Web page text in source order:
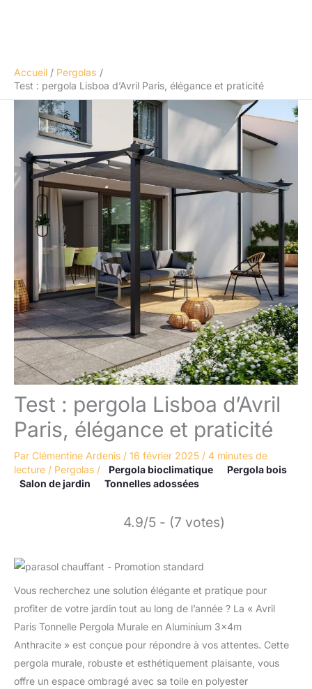
Accueil
Pergolas
Test : pergola Lisboa d’Avril Paris, élégance et praticité
Test : pergola Lisboa d’Avril
Paris, élégance et praticité
Par Clémentine Ardenis / 16 février 2025 / 4 minutes de
lecture / Pergolas / Pergola bioclimatique
Pergola bois
Salon de jardin
Tonnelles adossées
4.9/5 - (7 votes)
Vous recherchez une solution élégante et pratique pour
profiter de votre jardin tout au long de l’année ? La « Avril
Paris Tonnelle Pergola Murale en Aluminium 3x4m
Anthracite » est conçue pour répondre à vos attentes. Cette
pergola murale, robuste et esthétiquement plaisante, vous
offre un espace ombragé avec sa toile en polyester